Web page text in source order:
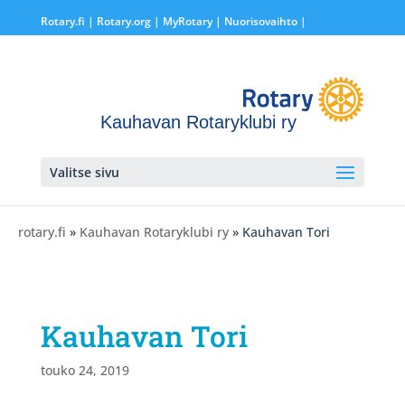
Rotary.fi | Rotary.org| MyRotary | Nuorisovaihto|
Kauhavan Rotaryklubi ry
Valitse sivu
rotary.fi » Kauhavan Rotaryklubi ry » Kauhavan Tori
Kauhavan Tori
touko 24, 2019